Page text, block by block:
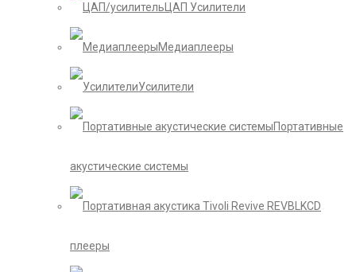
ЦАП Усилители
Медиаплееры
Усилители
Портативные
акустические системы
CD
плееры